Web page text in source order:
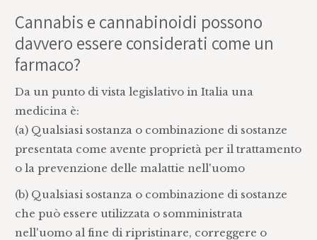
Cannabis e cannabinoidi possono
davvero essere considerati come un
farmaco?
Da un punto di vista legislativo in Italia una
medicina è:
(a) Qualsiasi sostanza o combinazione di sostanze
presentata come avente proprietà per il trattamento
o la prevenzione delle malattie nell'uomo
(b) Qualsiasi sostanza o combinazione di sostanze
che può essere utilizzata o somministrata
nell'uomo al fine di ripristinare, correggere o